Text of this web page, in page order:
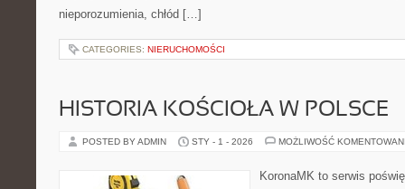
nieporozumienia, chłód […]
CATEGORIES: NIERUCHOMOŚCI
HISTORIA KOŚCIOŁA W POLSCE
POSTED BY ADMIN STY - 1 - 2026 MOŻLIWOŚĆ
KoronaMK to serwis